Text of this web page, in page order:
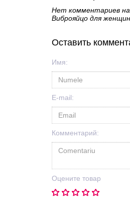
Нет комментариев
Виброяйцо для
Оставить
Имя:
E-mail:
Комментарий:
Оцените товар